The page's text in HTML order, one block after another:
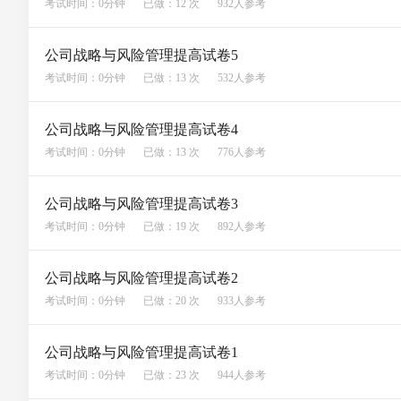
考试时间：0分钟 已做：12 次 932人参考
公司战略与风险管理提高试卷5
考试时间：0分钟 已做：13 次 532人参考
公司战略与风险管理提高试卷4
考试时间：0分钟 已做：13 次 776人参考
公司战略与风险管理提高试卷3
考试时间：0分钟 已做：19 次 892人参考
公司战略与风险管理提高试卷2
考试时间：0分钟 已做：20 次 933人参考
公司战略与风险管理提高试卷1
考试时间：0分钟 已做：23 次 944人参考